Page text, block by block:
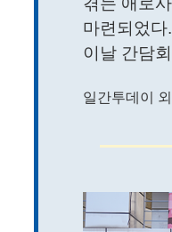
마련되었다.
이날 간담
일간투데이